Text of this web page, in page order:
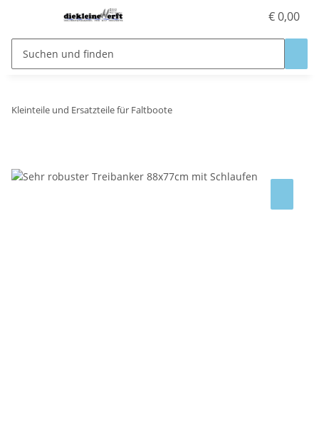
€ 0,00
Kleinteile und Ersatzteile für Faltboote